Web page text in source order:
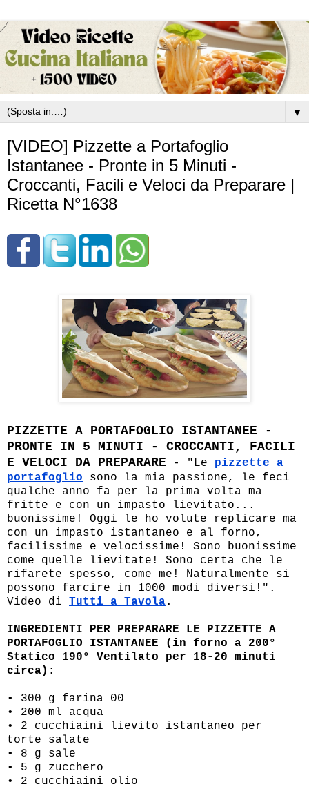
▼
[VIDEO] Pizzette a Portafoglio
Istantanee - Pronte in 5 Minuti -
Croccanti, Facili e Veloci da Preparare |
Ricetta N°1638
PIZZETTE A PORTAFOGLIO ISTANTANEE -
PRONTE IN 5 MINUTI - CROCCANTI, FACILI
E VELOCI DA PREPARARE - "Le pizzette a
portafoglio sono la mia passione, le feci
qualche anno fa per la prima volta ma
fritte e con un impasto lievitato...
buonissime! Oggi le ho volute replicare ma
con un impasto istantaneo e al forno,
facilissime e velocissime! Sono buonissime
come quelle lievitate! Sono certa che le
rifarete spesso, come me! Naturalmente si
possono farcire in 1000 modi diversi!".
Video di Tutti a Tavola.
INGREDIENTI PER PREPARARE LE PIZZETTE A
PORTAFOGLIO ISTANTANEE (in forno a 200°
Statico 190° Ventilato per 18-20 minuti
circa):
• 300 g farina 00
• 200 ml acqua
• 2 cucchiaini lievito istantaneo per
torte salate
• 8 g sale
• 5 g zucchero
• 2 cucchiaini olio